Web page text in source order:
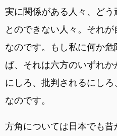
実に関係がある人々、どう
とのできない人々。それが
なのです。もし私に何か
ば、それは六方のいずれ
にしろ、批判されるにし
なのです。
方角については日本でも昔